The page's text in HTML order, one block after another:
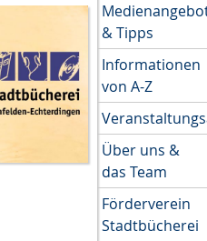
& Tipps
Informationen
von A-Z
Über uns &
das Team
Förderverein
Stadtbücherei